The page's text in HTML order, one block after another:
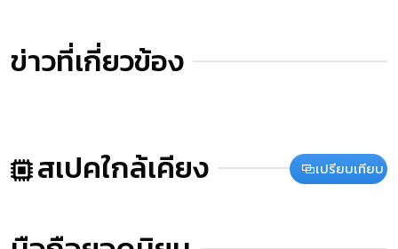
ข่าวที่เกี่ยวข้อง
สเปคใกล้เคียง เปรียบเทียบ